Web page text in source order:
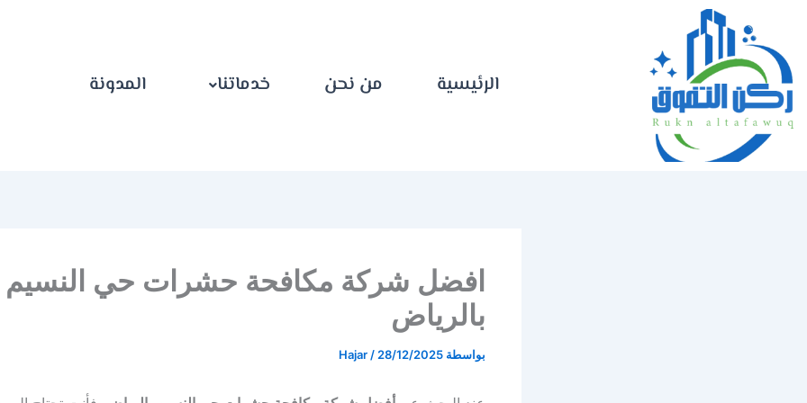
المحتوى
الرئيسية من نحن خدماتنا المدونة
افضل شركة مكافحة حشرات حي النسيم
بالرياض
بواسطة Hajar / 28/12/2025